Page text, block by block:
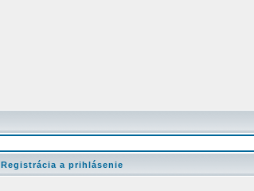
Registrácia a prihlásenie